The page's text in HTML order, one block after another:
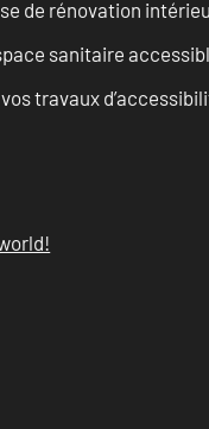
de rénovation
sanitaire
travaux